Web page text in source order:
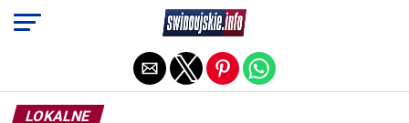
LOKALNE
Exit mobile version